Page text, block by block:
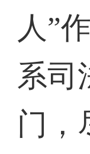
人”
系司
门，